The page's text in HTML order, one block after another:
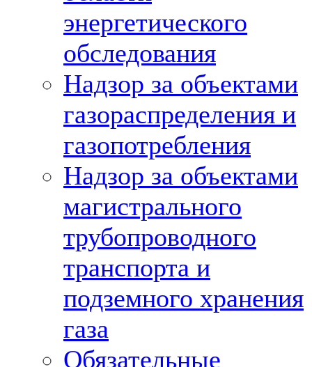
энергетического
обследования
Надзор за объектами
газораспределения и
газопотребления
Надзор за объектами
магистрального
трубопроводного
транспорта и
подземного хранения
газа
Обязательные